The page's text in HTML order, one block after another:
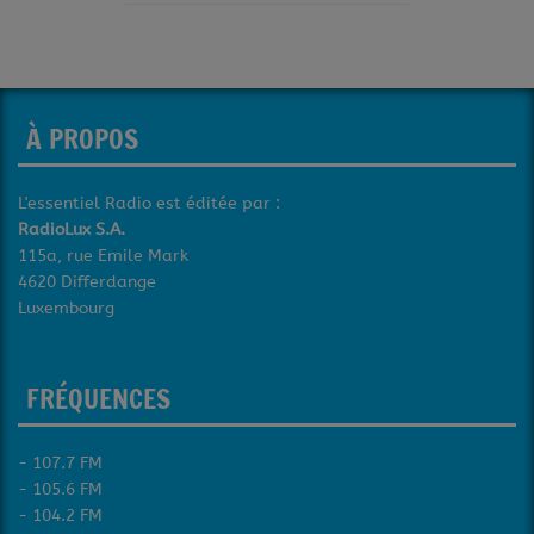
À PROPOS
L'essentiel Radio est éditée par :
RadioLux S.A.
115a, rue Emile Mark
4620 Differdange
Luxembourg
FRÉQUENCES
- 107.7 FM
- 105.6 FM
- 104.2 FM